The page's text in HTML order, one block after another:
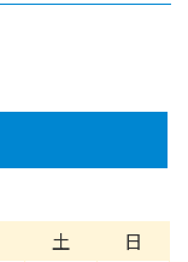
土 日